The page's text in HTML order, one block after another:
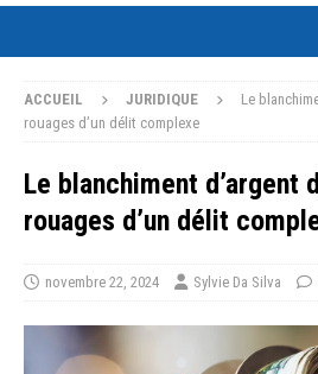
ACCUEIL JURIDIQUE
Le
rouages d’un délit complexe
Le blanchiment d’argent
rouages d’un délit
novembre 22, 2024 Sylvie Da Silva